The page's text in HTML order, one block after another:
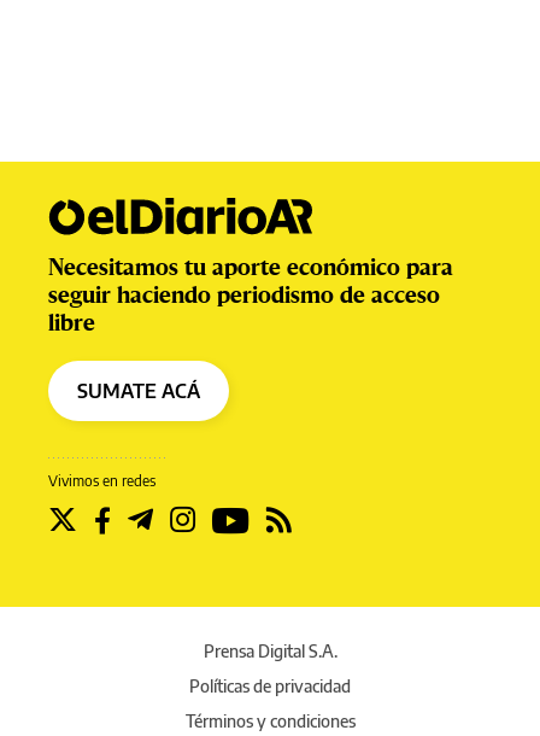
Vivimos en redes
Necesitamos tu aporte económico para
seguir haciendo periodismo de acceso
libre
SUMATE ACÁ
Prensa Digital S.A.
Políticas de privacidad
Términos y condiciones